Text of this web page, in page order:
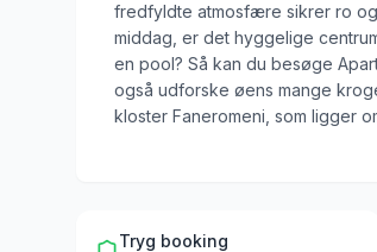
fredfyldte atmosfære sikrer ro
middag, er det hyggelige
en pool? Så kan du besøge
også udforske øens mange
kloster Faneromeni, som ligger
Tryg booking